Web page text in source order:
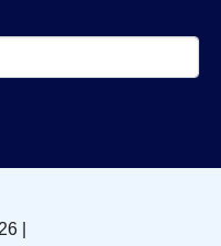
|